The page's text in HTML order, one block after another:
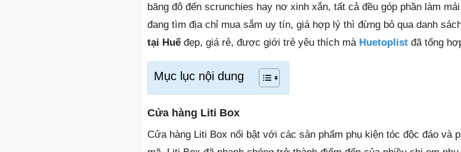
băng đô đến scrunchies hay nơ xinh xắn, tất cả đều góp phần làm
đang tìm địa chỉ mua sắm uy tín, giá hợp lý thì đừng bỏ qua danh
tại Huếđẹp, giá rẻ, được giới trẻ yêu thích mà Huetoplist đã tổng
Mục lục nội dung
Cửa hàng Liti Box
Cửa hàng Liti Box nổi bật với các sản phẩm phụ kiện tóc độc đáo và